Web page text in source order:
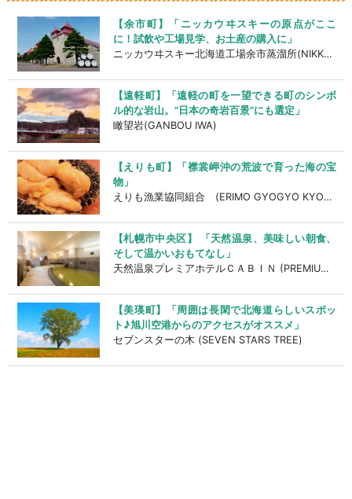
【余市町】「ニッカウヰスキーの原点がここ
に！試飲や工場見学、お土産の購入に」
ニッカウヰスキー北海道工場余市蒸溜所(NIKKA WISKEY YOICHI FACTORY)
【遠軽町】「遠軽の町を一望できる町のシンボ
ル的な岩山。”日本の奇岩百景”にも選定」
瞰望岩(GANBOU IWA)
【えりも町】「襟裳岬沖の荒波で育った海の宝
物」
えりも漁業協同組合 (ERIMO GYOGYO KYOUDOUKUMIAI)
【札幌市中央区】 「天然温泉、美味しい朝食、
そして温かいおもてなし」
天然温泉プレミアホテルＣＡＢＩＮ (PREMIUM HOTEL CABIN)
【美瑛町】「周囲は長閑で北海道らしいスポッ
ト♪旭川空港からのアクセスがオススメ」
セブンスターの木 (SEVEN STARS TREE)